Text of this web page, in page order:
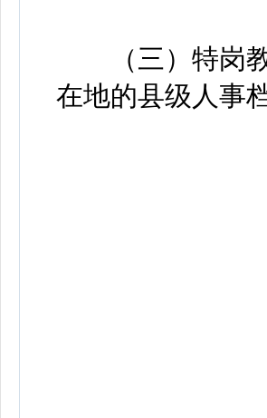
（三）特岗教
在地的县级人事